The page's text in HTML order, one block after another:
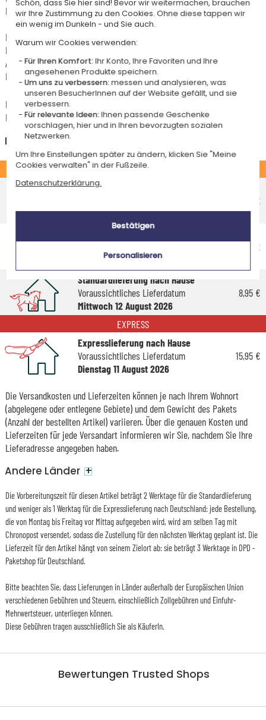
Bewertungen Trusted Shops
Hermes-Standardlieferung berechtigt.
Für jede Bestellung unter 85 € gelten die unten aufgeführten
Lieferkosten für den Kauf dieses Artikels.
Artikel, die in unserem Atelier personalisiert werden (etwa 95% unserer
Produkte), sind mit dem Logo
gekennzeichnet.
Das Voraussichtliche Lieferdatum ist nur bei einer Zahlung per PayPal,
Kreditkarte oder Sofortüberweisung gültig.
Deutschland
STANDARD
Economy-Versand an einen Paketshop
Freitag 14 August 2026
4,95 €
Economy-Versand nach Hause
Dienstag 18 August 2026
5,95 €
Standardlieferung nach Hause
Voraussichtliches Lieferdatum
Mittwoch 12 August 2026
8,95 €
EXPRESS
Expresslieferung nach Hause
Voraussichtliches Lieferdatum
Dienstag 11 August 2026
15,95 €
Die Versandkosten und Lieferzeiten können je nach Ihrem Wohnort
(abgelegene oder entlegene Gebiete) und dem Gewicht des Pakets
(Anzahl der bestellten Artikel) variieren. Über die genauen Kosten und
Lieferzeiten für jede Versandart informieren wir Sie, nachdem Sie Ihre
Lieferadresse angegeben haben.
Andere Länder +
Die Vorbereitungszeit für diesen Artikel beträgt 2 Werktage für die Standardlieferung
und weniger als 1 Werktag für die Expresslieferung nach Deutschland: jede Bestellung,
die von Montag bis Freitag vor Mittag aufgegeben wird, wird am selben Tag mit
Chronopost versendet, sodass die Zustellung für den nächsten Werktag geplant ist. Die
Lieferzeit für den Artikel hängt von seinem Zielort ab: sie beträgt 3 Werktage in DPD -
Paketshop für Deutschland.
Bitte beachten Sie, dass Lieferungen in Länder außerhalb der Europäischen Union
verschiedenen Gebühren und Steuern, einschließlich Zollgebühren und Einfuhr-
Mehrwertsteuer, unterliegen können.
Diese Gebühren tragen ausschließlich Sie als KäuferIn.
Schön, dass Sie hier sind! Bevor wir weitermachen, brauchen
wir Ihre Zustimmung zu den Cookies. Ohne diese tappen wir
ein wenig im Dunkeln - und Sie auch.
Warum wir Cookies verwenden:
Für Ihren Komfort:Ihr Konto, Ihre Favoriten und Ihre
angesehenen Produkte speichern.
Um uns zu verbessern:messen und analysieren, was
unseren BesucherInnen auf der Website gefällt, und sie
verbessern.
Für relevante Ideen:Ihnen passende Geschenke
vorschlagen, hier und in Ihren bevorzugten sozialen
Netzwerken.
Um Ihre Einstellungen später zu ändern, klicken Sie "Meine
Cookies verwalten" in der Fußzeile.
Datenschutzerklärung.
Bestätigen
Personalisieren